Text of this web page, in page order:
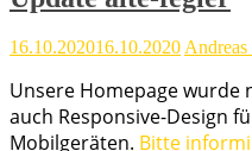
16.10.202016.10.2020
Unsere Homepage
auch Responsive-Design
Mobilgeräten. Bitte